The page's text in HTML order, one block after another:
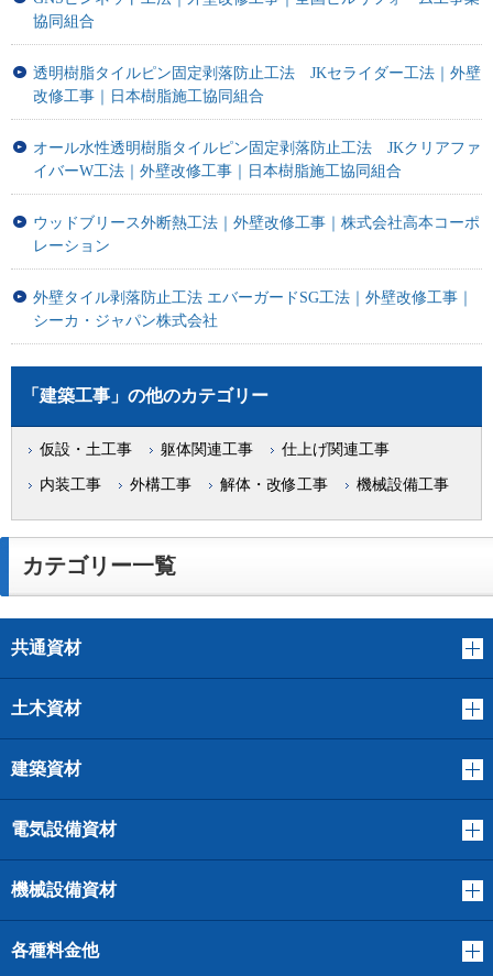
協同組合
透明樹脂タイルピン固定剥落防止工法 JKセライダー工法｜外壁
改修工事｜日本樹脂施工協同組合
オール水性透明樹脂タイルピン固定剥落防止工法 JKクリアファ
イバーW工法｜外壁改修工事｜日本樹脂施工協同組合
ウッドブリース外断熱工法｜外壁改修工事｜株式会社高本コーポ
レーション
外壁タイル剥落防止工法 エバーガードSG工法｜外壁改修工事｜
シーカ・ジャパン株式会社
「建築工事」の他のカテゴリー
仮設・土工事 躯体関連工事 仕上げ関連工事
内装工事 外構工事 解体・改修工事 機械設備工事
カテゴリー一覧
共通資材
土木資材
建築資材
電気設備資材
機械設備資材
各種料金他